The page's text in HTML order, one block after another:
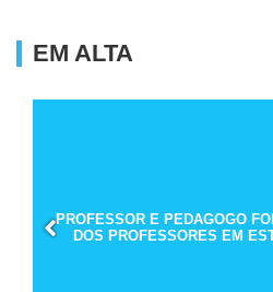
EM ALTA
PROFESSOR E PEDAGOGO
DOS PROFESSORES EM